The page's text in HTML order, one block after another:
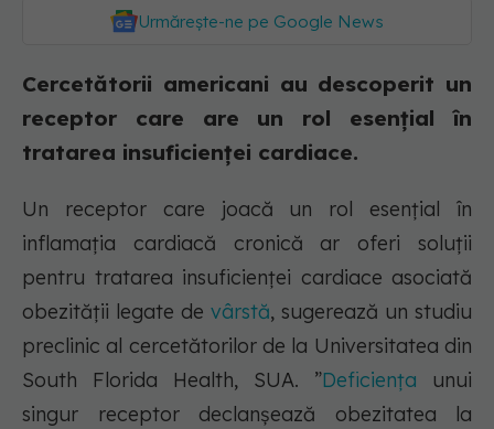
Urmărește-ne pe Google News
Cercetătorii americani au descoperit un
receptor care are un rol esențial în
tratarea insuficienței cardiace.
Un receptor care joacă un rol esențial în
inflamația cardiacă cronică ar oferi soluții
pentru tratarea insuficienței cardiace asociată
obezității legate de vârstă, sugerează un studiu
preclinic al cercetătorilor de la Universitatea din
South Florida Health, SUA. ”Deficiența unui
singur receptor declanșează obezitatea la